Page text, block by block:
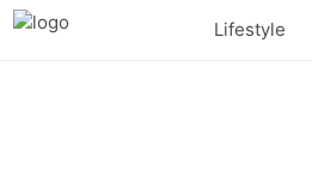
Lifestyle